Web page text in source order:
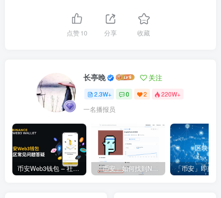
点赞10 分享 收藏
长亭晚 关注
2.3W+ 0 2 220W+
一名播报员
币安Web3钱包 – 社区常见问题答疑 「币安」如何找到NFT合约地址？